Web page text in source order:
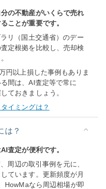
の不動産がいくらで売れ
ことが重要です。
リ（国土交通省）のデー
定根拠を比較し、売却検
円以上損した事例もありま
間は、AI査定等で常に
ておきましょう。
イミングは？
は？
査定が便利です。
周辺の取引事例を元に、
ています。更新頻度が月
HowMaなら周辺相場が即